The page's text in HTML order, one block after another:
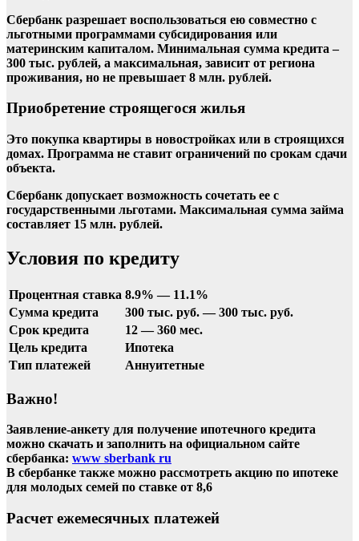
Сбербанк разрешает воспользоваться ею совместно с
льготными программами субсидирования или
материнским капиталом. Минимальная сумма кредита –
300 тыс. рублей, а максимальная, зависит от региона
проживания, но не превышает 8 млн. рублей.
Приобретение строящегося жилья
Это покупка квартиры в новостройках или в строящихся
домах. Программа не ставит ограничений по срокам сдачи
объекта.
Сбербанк допускает возможность сочетать ее с
государственными льготами. Максимальная сумма займа
составляет 15 млн. рублей.
Условия по кредиту
Процентная ставка 8.9% — 11.1%
Сумма кредита
300 тыс. руб. — 300 тыс. руб.
Срок кредита
12 — 360 мес.
Цель кредита
Ипотека
Тип платежей
Аннуитетные
Важно!
Заявление-анкету для получение ипотечного кредита
можно скачать и заполнить на официальном сайте
сбербанка: www sberbank ru
В сбербанке также можно рассмотреть акцию по ипотеке
для молодых семей по ставке от 8,6
Расчет ежемесячных платежей